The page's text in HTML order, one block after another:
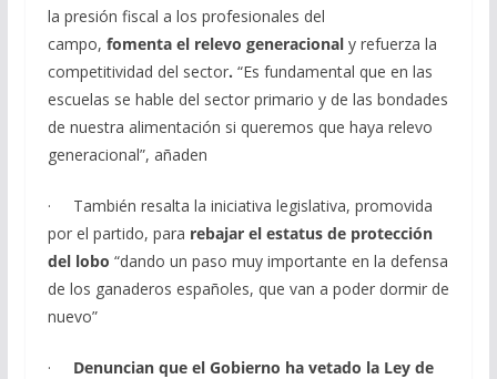
la presión fiscal a los profesionales del
campo, fomenta el relevo generacionaly refuerza la
competitividad del sector. “Es fundamental que en las
escuelas se hable del sector primario y de las bondades
de nuestra alimentación si queremos que haya relevo
generacional”, añaden
· También resalta la iniciativa legislativa, promovida
por el partido, para rebajar el estatus de protección
del lobo “dando un paso muy importante en la defensa
de los ganaderos españoles, que van a poder dormir de
nuevo”
· Denuncian que el Gobierno ha vetado la Ley de